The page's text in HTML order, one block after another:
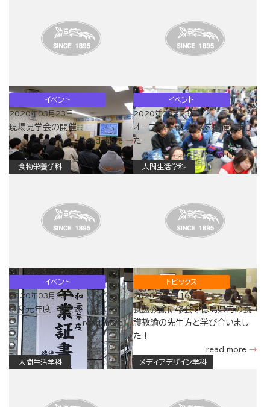
イベント
2020年03月23日
現場見学会の開催
read more
イベント
2020年03月23日
オープンキャンパスを開催しまし
た
read more
食物栄養学科
イベント
2020年03月16日
令和元年度 卒業式
read more
人間生活学科
トピックス
2020年03月16日
養護教諭研修会で徳島県内の養
護教諭の先生方と学び合いまし
た！
read more
人間生活学科
メディアデザイン学科